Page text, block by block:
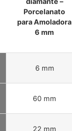
Porcelanato
para Amoladora
6 mm
6 mm
60 mm
22 mm